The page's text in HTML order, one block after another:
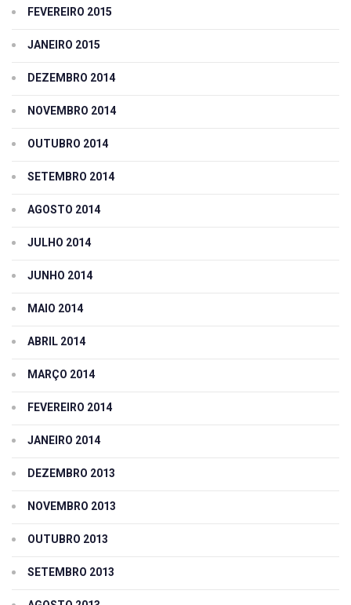
FEVEREIRO 2015
JANEIRO 2015
DEZEMBRO 2014
NOVEMBRO 2014
OUTUBRO 2014
SETEMBRO 2014
AGOSTO 2014
JULHO 2014
JUNHO 2014
MAIO 2014
ABRIL 2014
MARÇO 2014
FEVEREIRO 2014
JANEIRO 2014
DEZEMBRO 2013
NOVEMBRO 2013
OUTUBRO 2013
SETEMBRO 2013